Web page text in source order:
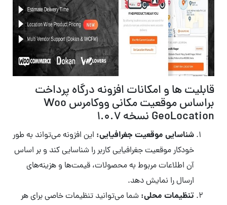
قابلیت ها و امکانات افزونه درگاه پرداخت
براساس موقعیت مکانی ووکامرس Woo
GeoLocation نسخه 1.0.7
شناسایی موقعیت جغرافیایی: این افزونه می‌تواند به طور
خودکار موقعیت جغرافیایی کاربر را شناسایی کند و بر اساس
آن اطلاعات مربوط به محصولات، قیمت‌ها و هزینه‌های
ارسال را نمایش دهد.
تنظیمات محلی: شما می‌توانید تنظیمات خاصی برای هر